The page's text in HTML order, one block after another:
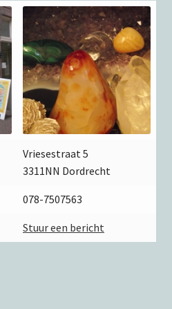
Vriesestraat 5
3311NN Dordrecht
078-7507563
Stuur een bericht